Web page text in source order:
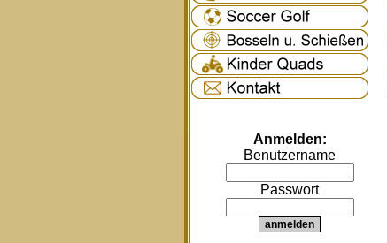
Anmelden:
Benutzername
Passwort